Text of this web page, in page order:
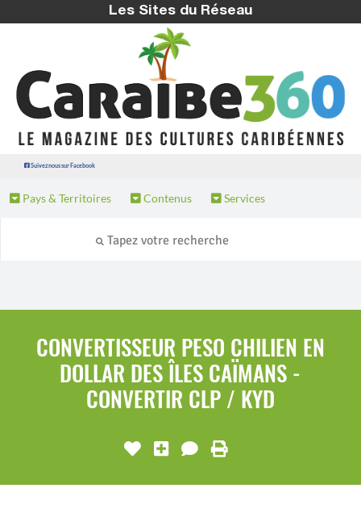
Les Sites du Réseau
Suivez nous sur Facebook
Pays & Territoires Contenus Services
CONVERTISSEUR PESO CHILIEN EN
DOLLAR DES ÎLES CAÏMANS -
CONVERTIR CLP / KYD